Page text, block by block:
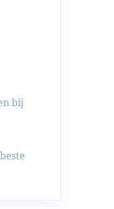
bij